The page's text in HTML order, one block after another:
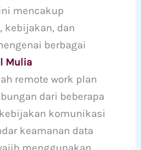
mencakup
kebijakan, dan
berbagai
Mulia
remote work plan
dari beberapa
komunikasi
keamanan data
menggunakan